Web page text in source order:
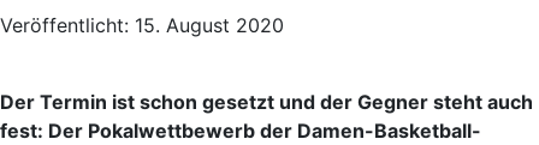
Veröffentlicht: 15. August 2020
Der Termin ist schon gesetzt und der Gegner steht auch
fest: Der Pokalwettbewerb der Damen-Basketball-